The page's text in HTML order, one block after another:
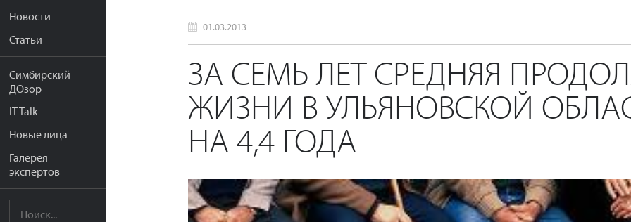
Новости
Статьи
Симбирский
ДОзор
IT Talk
Новые лица
Галерея
экспертов
01.03.2013
ЗА СЕМЬ ЛЕТ СРЕДНЯЯ
ЖИЗНИ В УЛЬЯНОВСКОЙ
НА 4,4 ГОДА